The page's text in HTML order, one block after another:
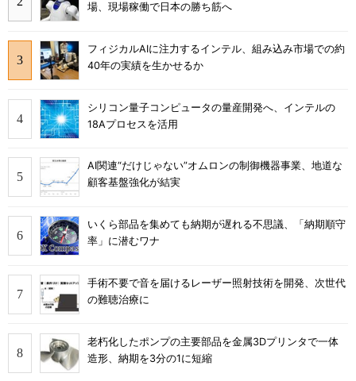
場、現場稼働で日本の勝ち筋へ
フィジカルAIに注力するインテル、組み込み市場での約
40年の実績を生かせるか
シリコン量子コンピュータの量産開発へ、インテルの
18Aプロセスを活用
AI関連“だけじゃない”オムロンの制御機器事業、地道な
顧客基盤強化が結実
いくら部品を集めても納期が遅れる不思議、「納期順守
率」に潜むワナ
手術不要で音を届けるレーザー照射技術を開発、次世代
の難聴治療に
老朽化したポンプの主要部品を金属3Dプリンタで一体
造形、納期を3分の1に短縮